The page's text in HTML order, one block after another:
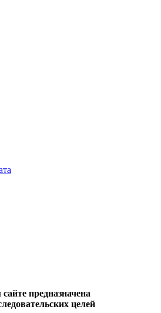
предназначена
целей